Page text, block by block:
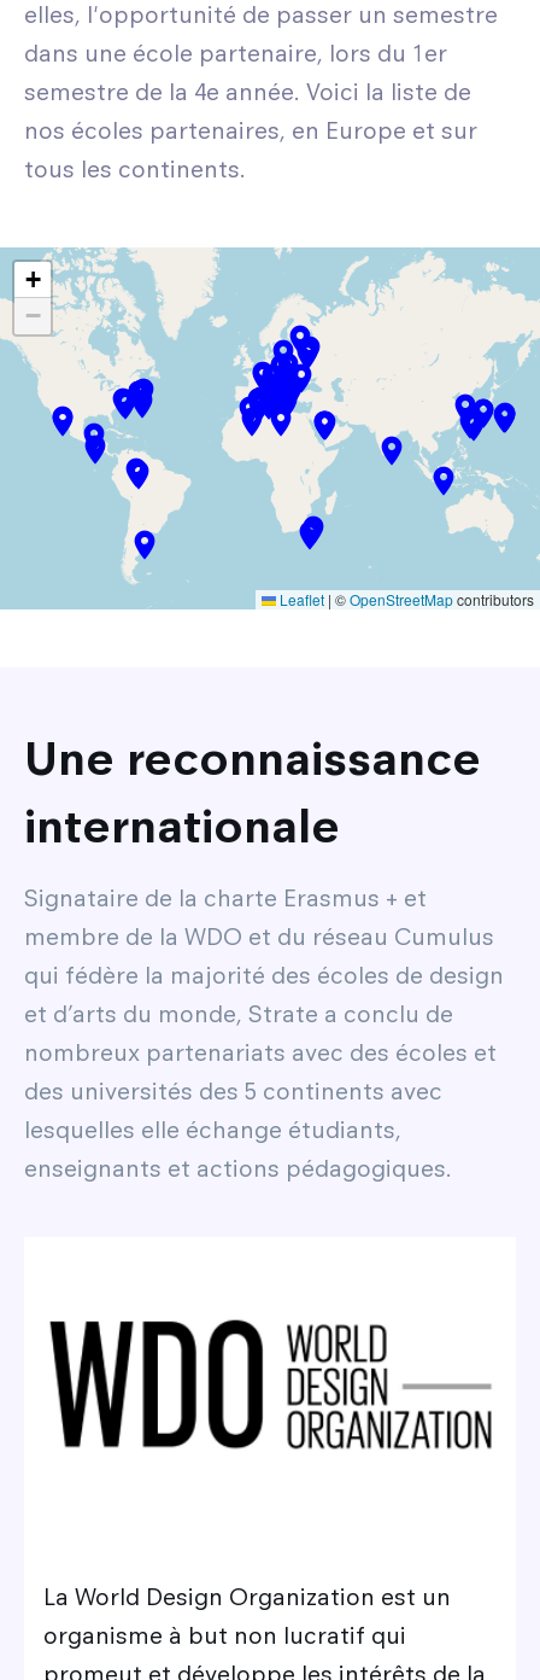
elles, l'opportunité de passer un semestre
dans une école partenaire, lors du 1er
semestre de la 4e année. Voici la liste de
nos écoles partenaires, en Europe et sur
tous les continents.
+
−
Leaflet | ©OpenStreetMapcontributors
Une reconnaissance
internationale
Signataire de la charte Erasmus + et
membre de la WDO et du réseau Cumulus
qui fédère la majorité des écoles de design
et d’arts du monde, Strate a conclu de
nombreux partenariats avec des écoles et
des universités des 5 continents avec
lesquelles elle échange étudiants,
enseignants et actions pédagogiques.
La World Design Organization est un
organisme à but non lucratif qui
promeut et développe les intérêts de la